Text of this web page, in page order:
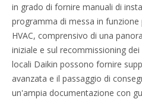
in grado di fornire manuali di
programma di messa in funzione
HVAC, comprensivo di una
iniziale e sul recommissioning
locali Daikin possono fornire
avanzata e il passaggio di
un'ampia documentazione con